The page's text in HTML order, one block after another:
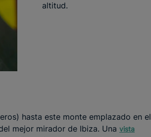
altitud.
hasta este monte emplazado en el
mejor mirador de Ibiza. Una vista